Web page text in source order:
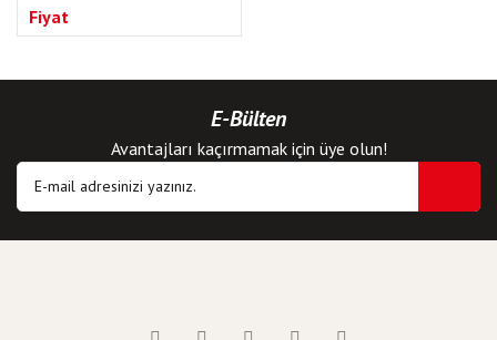
Fiyat
E-Bülten
Avantajları kaçırmamak için üye olun!